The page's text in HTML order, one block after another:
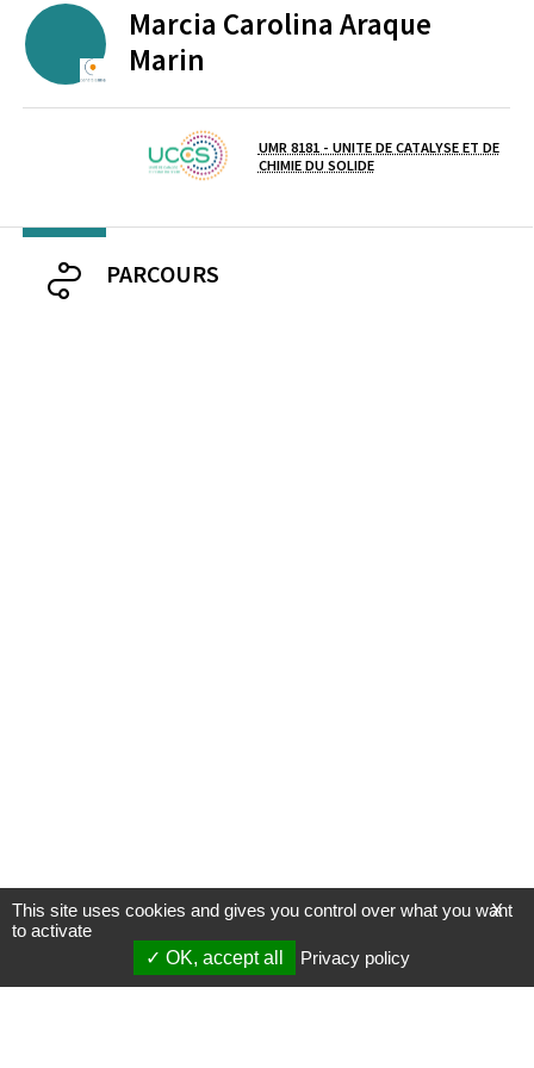
ECOLE CENTRALE DE LILLE
Marcia Carolina Araque
Marin
Laboratoire / équipe
UMR 8181 - UNITE DE CATALYSE ET DE
CHIMIE DU SOLIDE
PARCOURS
X
This site uses cookies and gives you control over what you want
to activate
OK, accept all
Privacy policy